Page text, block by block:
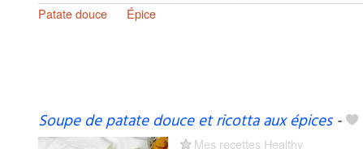
Patate douce Épice
Soupe de patate douce et ricotta aux épices-
Mes recettes Healthy